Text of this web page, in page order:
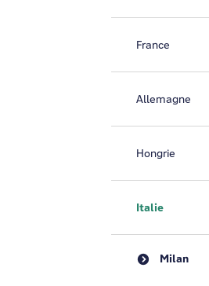
France
Allemagne
Hongrie
Italie
Milan